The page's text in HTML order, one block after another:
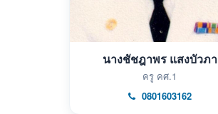
นางชัชฎาพร แสงบัวภา
ครู คศ.1
0801603162